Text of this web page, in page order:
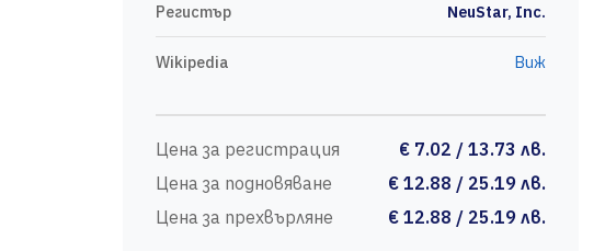
Регистър NeuStar, Inc.
Wikipedia Виж
Цена за регистрация
€ 7.02 / 13.73 лв.
Цена за подновяване
€ 12.88 / 25.19 лв.
Цена за прехвърляне
€ 12.88 / 25.19 лв.